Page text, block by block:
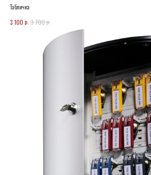
Табличка
3 100 р. 3 700р.